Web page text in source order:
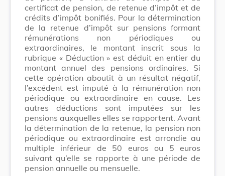
certificat de pension, de retenue d’impôt et de
crédits d’impôt bonifiés. Pour la détermination
de la retenue d’impôt sur pensions formant
rémunérations non périodiques ou
extraordinaires, le montant inscrit sous la
rubrique « Déduction » est déduit en entier du
montant annuel des pensions ordinaires. Si
cette opération aboutit à un résultat négatif,
l’excédent est imputé à la rémunération non
périodique ou extraordinaire en cause. Les
autres déductions sont imputées sur les
pensions auxquelles elles se rapportent. Avant
la détermination de la retenue, la pension non
périodique ou extraordinaire est arrondie au
multiple inférieur de 50 euros ou 5 euros
suivant qu’elle se rapporte à une période de
pension annuelle ou mensuelle.